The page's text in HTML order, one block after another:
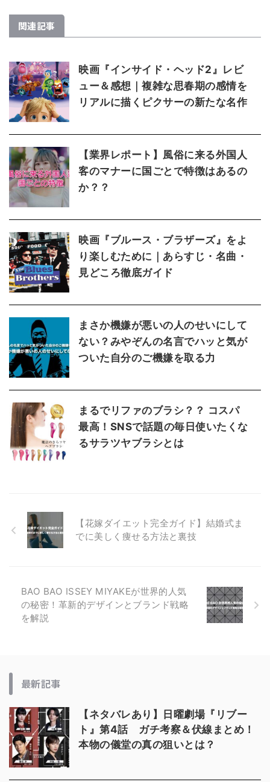
関連記事
映画『インサイド・ヘッド2』レビ
ュー＆感想｜複雑な思春期の感情を
リアルに描くピクサーの新たな名作
【業界レポート】風俗に来る外国人
客のマナーに国ごとで特徴はあるの
か？？
映画『ブルース・ブラザーズ』をよ
り楽しむために｜あらすじ・名曲・
見どころ徹底ガイド
まさか機嫌が悪いの人のせいにして
ない？みやぞんの名言でハッと気が
ついた自分のご機嫌を取る力
まるでリファのブラシ？？ コスパ
最高！SNSで話題の毎日使いたくな
るサラツヤブラシとは
【花嫁ダイエット完全ガイド】結婚式ま
でに美しく痩せる方法と裏技
BAO BAO ISSEY MIYAKEが世界的人気
の秘密！革新的デザインとブランド戦略
を解説
最新記事
【ネタバレあり】日曜劇場『リブー
ト』第4話 ガチ考察＆伏線まとめ！
本物の儀堂の真の狙いとは？